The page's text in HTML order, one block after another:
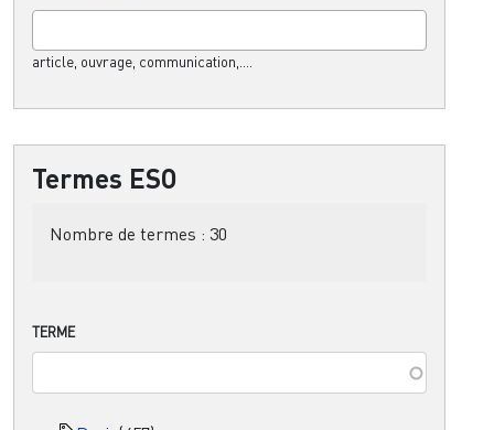
article, ouvrage, communication,....
Termes ESO
Nombre de termes : 30
TERME